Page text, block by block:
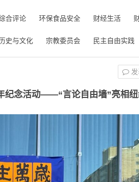
合评论 环保食品安全 财经生活
史与文化 宗教委员会 民主自由实践
纪念活动——“言论自由墙”亮相